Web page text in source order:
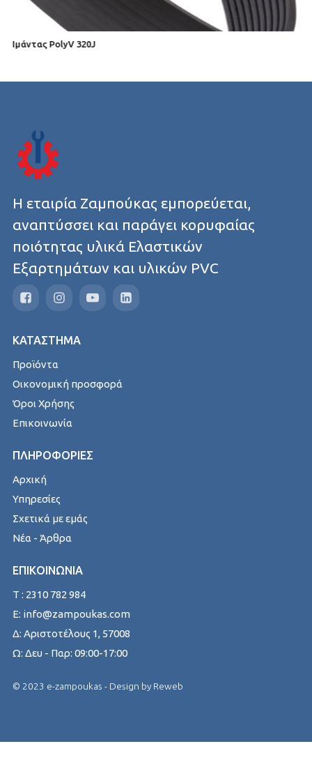
Ιμάντας PolyV 320J
Η εταιρία Ζαμπούκας εμπορεύεται,
αναπτύσσει και παράγει κορυφαίας
ποιότητας υλικά Ελαστικών
Εξαρτημάτων και υλικών PVC
ΚΑΤΑΣΤΗΜΑ
Προϊόντα
Οικονομική προσφορά
Όροι Χρήσης
Επικοινωνία
ΠΛΗΡΟΦΟΡΙΕΣ
Αρχική
Υπηρεσίες
Σχετικά με εμάς
Νέα - Άρθρα
ΕΠΙΚΟΙΝΩΝΙΑ
T : 2310 782 984
E: info@zampoukas.com
Δ: Αριστοτέλους 1, 57008
Ω: Δευ - Παρ: 09:00-17:00
© 2023 e-zampoukas - Design by Reweb